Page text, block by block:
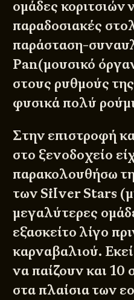
ομάδες κοριτσιών
παραδοσιακές
παράσταση-
Pan(μουσικό
στους ρυθμούς
φυσικά πολύ
Στην επιστροφή
στο ξενοδοχείο
παρακολουθήσω
των Silver Stars
μεγαλύτερες
εξασκείτο λίγο
καρναβαλιού.
να παίζουν και
στα πλαίσια των